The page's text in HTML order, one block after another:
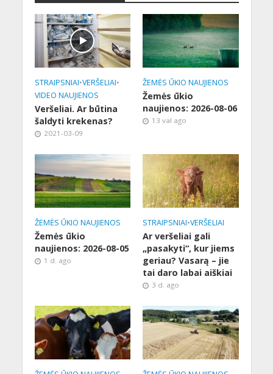
STRAIPSNIAI•VERŠELIAI•
VIDEO NAUJIENOS
Veršeliai. Ar būtina
šaldyti krekenas?
2021-03-09
ŽEMĖS ŪKIO NAUJIENOS
Žemės ūkio
naujienos: 2026-08-06
13 val ago
ŽEMĖS ŪKIO NAUJIENOS
Žemės ūkio
naujienos: 2026-08-05
1 d. ago
STRAIPSNIAI•VERŠELIAI
Ar veršeliai gali
„pasakyti“, kur jiems
geriau? Vasarą – jie
tai daro labai aiškiai
3 d. ago